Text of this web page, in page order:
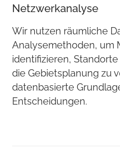
Netzwerkanalyse
Wir nutzen räumliche
Analysemethoden, um
identifizieren,
die Gebietsplanung zu
datenbasierte
Entscheidungen.